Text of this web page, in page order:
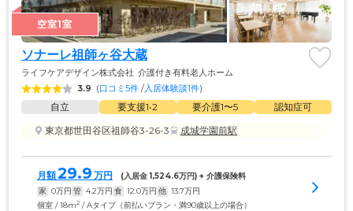
空室1室
ソナーレ祖師ヶ谷大蔵
ライフケアデザイン株式会社 介護付き有料老人ホーム
3.9 (口コミ5件 /入居体験談1件)
自立 要支援1•2 要介護1〜5
認知症可
東京都世田谷区祖師谷3-26-3
成城学園前駅
月額29.9 万円 (入居金 1,524.6万円) + 介護保険料
家 0万円 管 4.2万円 食 12.0万円 他 13.7万円
個室 / 18m2 / Aタイプ（前払いプラン・満90歳以上の場合）